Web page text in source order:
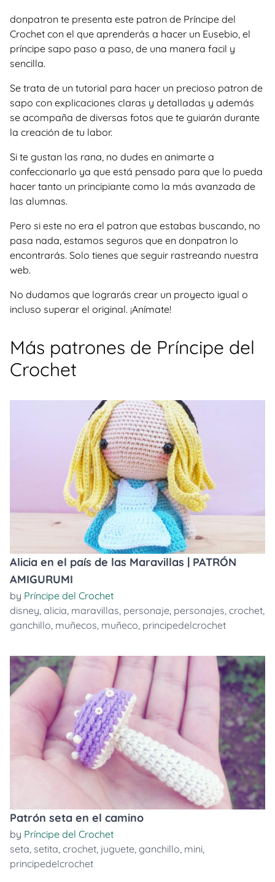
donpatron te presenta este patron de Príncipe del
Crochet con el que aprenderás a hacer un Eusebio, el
príncipe sapo paso a paso, de una manera facil y
sencilla.
Se trata de un tutorial para hacer un precioso patron de
sapo con explicaciones claras y detalladas y además
se acompaña de diversas fotos que te guiarán durante
la creación de tu labor.
Si te gustan las rana, no dudes en animarte a
confeccionarlo ya que está pensado para que lo pueda
hacer tanto un principiante como la más avanzada de
las alumnas.
Pero si este no era el patron que estabas buscando, no
pasa nada, estamos seguros que en donpatron lo
encontrarás. Solo tienes que seguir rastreando nuestra
web.
No dudamos que lograrás crear un proyecto igual o
incluso superar el original. ¡Anímate!
Más patrones de Príncipe del
Crochet
Alicia en el país de las Maravillas | PATRÓN
AMIGURUMI
by Príncipe del Crochet
disney, alicia, maravillas, personaje, personajes, crochet,
ganchillo, muñecos, muñeco, principedelcrochet
Patrón seta en el camino
by Príncipe del Crochet
seta, setita, crochet, juguete, ganchillo, mini,
principedelcrochet